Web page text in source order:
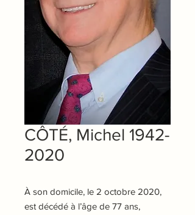
CÔTÉ, Michel 1942-
2020
À son domicile, le 2 octobre 2020,
est décédé à l’âge de 77 ans,